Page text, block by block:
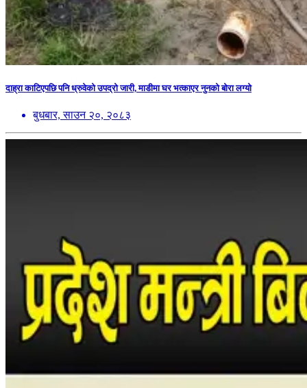
दाह्रा काटिएपछि पनि ध्रुवेको उपद्रो जारी, माडीमा घर भत्काएर नुनको बोरा लग्यो
बुधबार, साउन २०, २०८३